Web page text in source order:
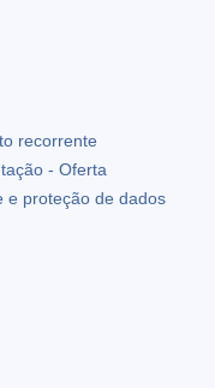
recorrente
- Oferta
e proteção de dados